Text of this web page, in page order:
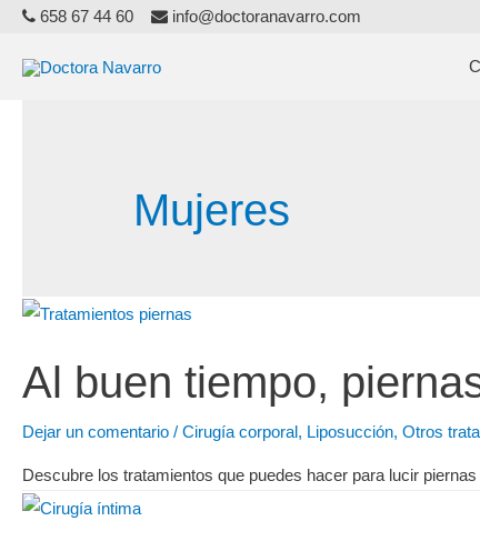
658 67 44 60 info@doctoranavarro.com
Mujeres
Al buen tiempo,
Dejar un comentario / Cirugía corporal, Liposucción, Otros
Descubre los tratamientos que puedes hacer para lucir